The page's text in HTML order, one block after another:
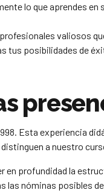
lo que aprendes en
valiosos
tus posibilidades de
Esta experiencia
a nuestro
profundidad la
las nóminas posibles